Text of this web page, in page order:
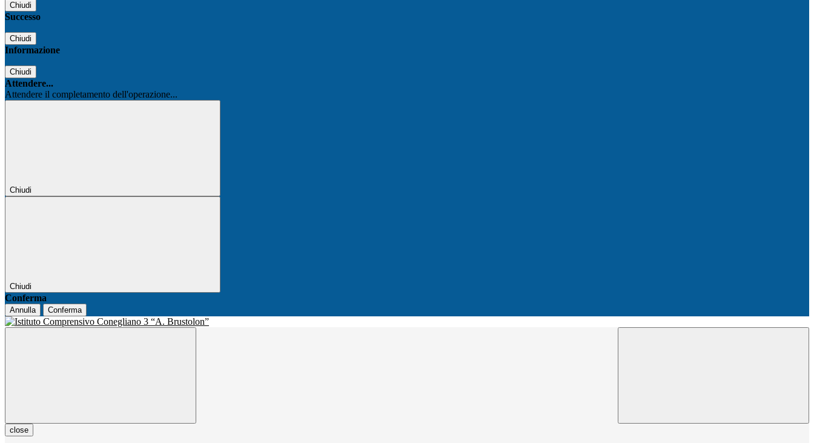
Chiudi
Successo
Chiudi
Informazione
Chiudi
Attendere...
Attendere il completamento dell'operazione...
Chiudi
Chiudi
Conferma
Annulla Conferma
close